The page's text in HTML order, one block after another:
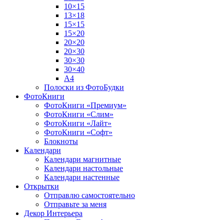
10×15
13×18
15×15
15×20
20×20
20×30
30×30
30×40
A4
Полоски из ФотоБудки
ФотоКниги
ФотоКниги «Премиум»
ФотоКниги «Слим»
ФотоКниги «Лайт»
ФотоКниги «Софт»
Блокноты
Календари
Календари магнитные
Календари настольные
Календари настенные
Открытки
Отправлю самостоятельно
Отправьте за меня
Декор Интерьера